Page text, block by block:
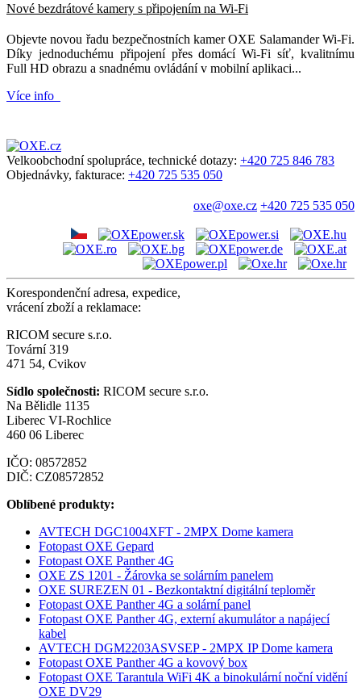
Nové bezdrátové kamery s připojením na Wi-Fi
Objevte novou řadu bezpečnostních kamer OXE Salamander Wi-Fi.
Díky jednoduchému připojení přes domácí Wi-Fi síť, kvalitnímu
Full HD obrazu a snadnému ovládání v mobilní aplikaci...
Více info
Velkoobchodní spolupráce, technické dotazy: +420 725 846 783
Objednávky, fakturace: +420 725 535 050
oxe@oxe.cz +420 725 535 050
Korespondenční adresa, expedice,
vrácení zboží a reklamace:
RICOM secure s.r.o.
Tovární 319
471 54, Cvikov
Sídlo společnosti: RICOM secure s.r.o.
Na Bělidle 1135
Liberec VI-Rochlice
460 06 Liberec
IČO: 08572852
DIČ: CZ08572852
Oblíbené produkty:
AVTECH DGC1004XFT - 2MPX Dome kamera
Fotopast OXE Gepard
Fotopast OXE Panther 4G
OXE ZS 1201 - Žárovka se solárním panelem
OXE SUREZEN 01 - Bezkontaktní digitální teploměr
Fotopast OXE Panther 4G a solární panel
Fotopast OXE Panther 4G, externí akumulátor a napájecí
kabel
AVTECH DGM2203ASVSEP - 2MPX IP Dome kamera
Fotopast OXE Panther 4G a kovový box
Fotopast OXE Tarantula WiFi 4K a binokulární noční vidění
OXE DV29